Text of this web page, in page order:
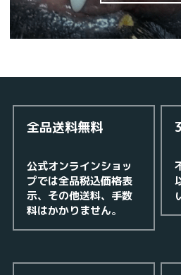
全品送料無料
公式オンラインショッ
プでは全品税込価格表
示、その他送料、手数
料はかかりません。